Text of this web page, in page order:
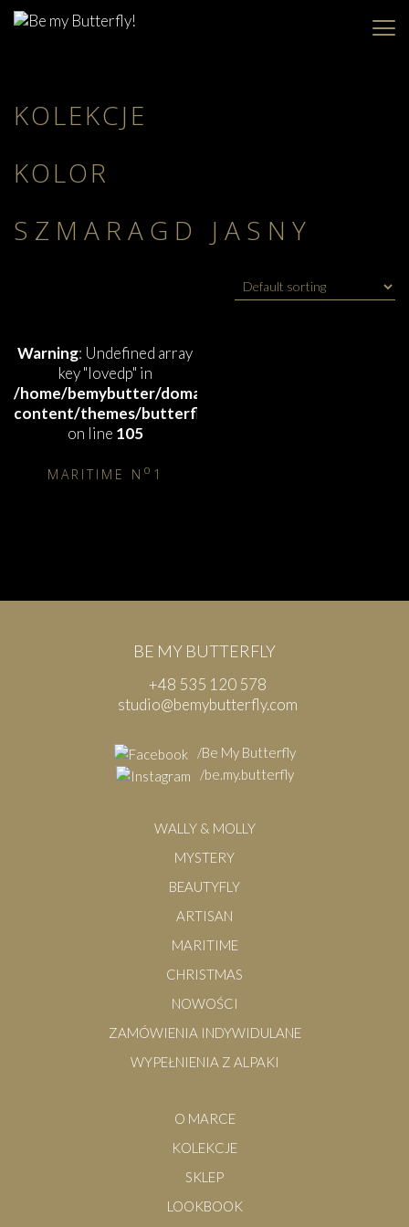
KOLEKCJE
KOLOR
SZMARAGD JASNY
Warning: Undefined array
key "lovedp" in
/home/bemybutter/domains/bemybutterfly.com/
content/themes/butterfly/functions.php
on line 105
MARITIME N o 1
BE MY BUTTERFLY
+48 535 120 578
studio@bemybutterfly.com
/Be My Butterfly
/be.my.butterfly
WALLY & MOLLY
MYSTERY
BEAUTYFLY
ARTISAN
MARITIME
CHRISTMAS
NOWOŚCI
ZAMÓWIENIA INDYWIDULANE
WYPEŁNIENIA Z ALPAKI
O MARCE
KOLEKCJE
SKLEP
LOOKBOOK